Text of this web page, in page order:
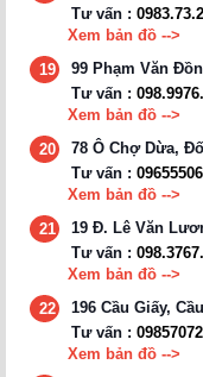
Tư vấn :
Xem bản đồ -->
19
99 Phạm Văn
Tư vấn :
Xem bản đồ -->
20
78 Ô Chợ Dừa,
Tư vấn :
Xem bản đồ -->
21
19 Đ. Lê Văn
Tư vấn :
Xem bản đồ -->
22
196 Cầu Giấy,
Tư vấn :
Xem bản đồ -->